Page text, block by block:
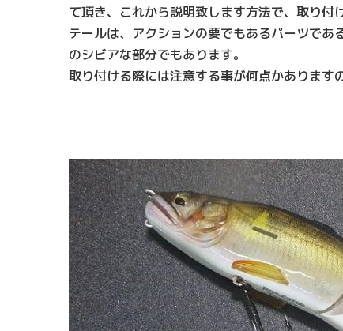
て頂き、これから説明致します方法で、取り付
テールは、アクションの要でもあるパーツで
のシビアな部分でもあります。
取り付ける際には注意する事が何点かあります